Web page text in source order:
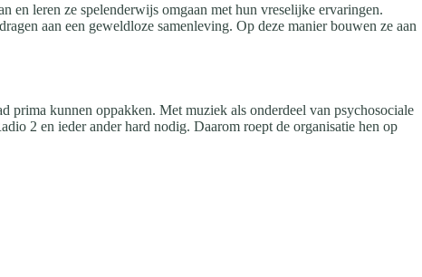
en leren ze spelenderwijs omgaan met hun vreselijke ervaringen.
aan een geweldloze samenleving. Op deze manier bouwen ze aan
prima kunnen oppakken. Met muziek als onderdeel van psychosociale
2 en ieder ander hard nodig. Daarom roept de organisatie hen op